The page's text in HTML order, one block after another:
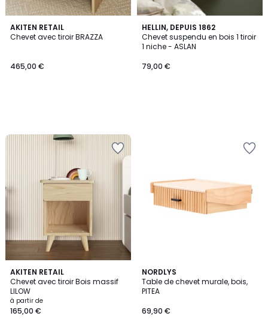
AKITEN RETAIL
Chevet avec tiroir BRAZZA
465,00 €
HELLIN, DEPUIS 1862
Chevet suspendu en bois 1 tiroir
1 niche - ASLAN
79,00 €
AKITEN RETAIL
Chevet avec tiroir Bois massif
LILOW
à partir de
165,00 €
4
/
5
2
Couleurs
NORDLYS
Table de chevet murale, bois,
PITEA
69,90 €